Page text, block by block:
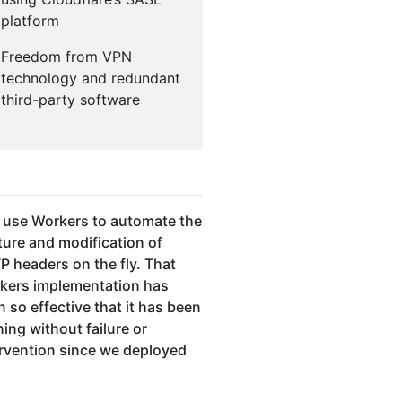
platform
Freedom from VPN
technology and redundant
third-party software
use Workers to automate the
and modification of
headers on the fly. That
implementation has
so effective that it has been
without failure or
since we deployed